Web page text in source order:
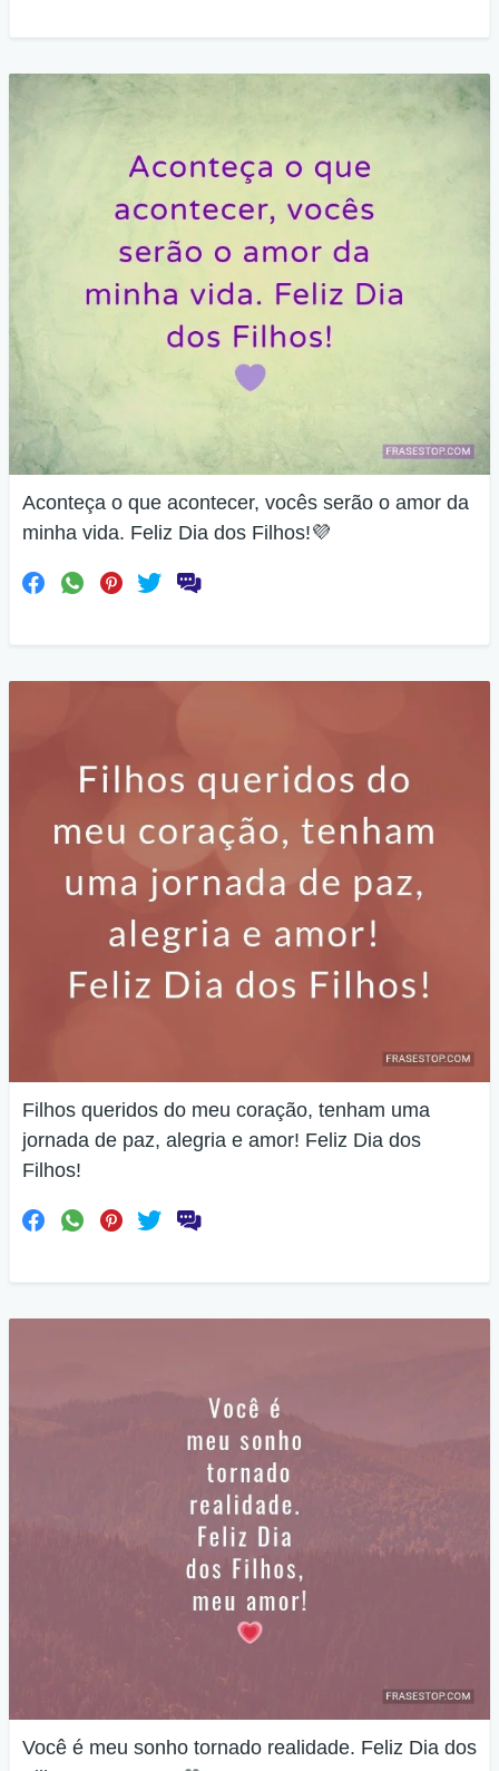
Aconteça o que acontecer, vocês serão o amor da
minha vida. Feliz Dia dos Filhos!💜
Filhos queridos do meu coração, tenham uma
jornada de paz, alegria e amor! Feliz Dia dos
Filhos!
Você é meu sonho tornado realidade. Feliz Dia dos